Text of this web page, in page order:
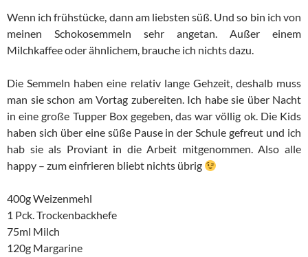
Wenn ich frühstücke, dann am liebsten süß. Und so bin ich von
meinen Schokosemmeln sehr angetan. Außer einem
Milchkaffee oder ähnlichem, brauche ich nichts dazu.
Die Semmeln haben eine relativ lange Gehzeit, deshalb muss
man sie schon am Vortag zubereiten. Ich habe sie über Nacht
in eine große Tupper Box gegeben, das war völlig ok. Die Kids
haben sich über eine süße Pause in der Schule gefreut und ich
hab sie als Proviant in die Arbeit mitgenommen. Also alle
happy – zum einfrieren bliebt nichts übrig
400g Weizenmehl
1 Pck. Trockenbackhefe
75ml Milch
120g Margarine